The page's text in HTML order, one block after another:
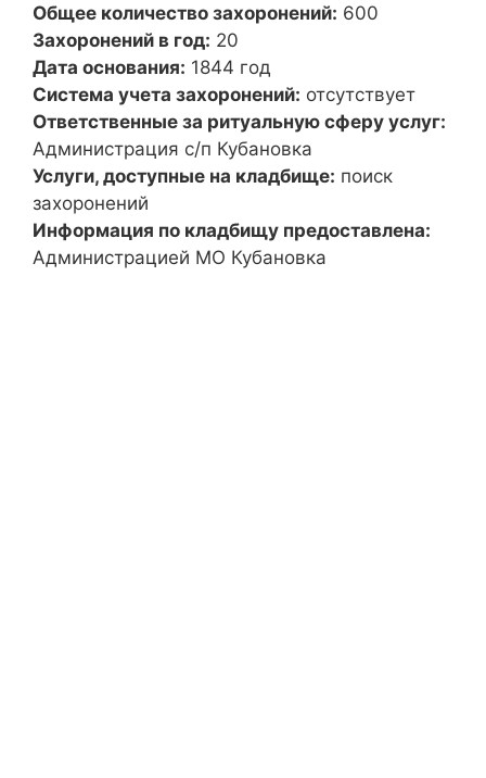
Общее количество захоронений: 600
Захоронений в год: 20
Дата основания: 1844 год
Система учета захоронений: отсутствует
Ответственные за ритуальную сферу услуг:
Администрация с/п Кубановка
Услуги, доступные на кладбище: поиск
захоронений
Информация по кладбищу предоставлена:
Администрацией МО Кубановка